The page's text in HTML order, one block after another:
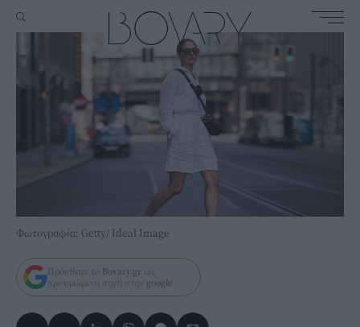
Φωτογραφία: Getty/ Ideal Image
Πρόσθεσε το Bovary.gr ως
προτιμώμενη πηγή στην google